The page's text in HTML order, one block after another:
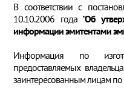
В соответствии с
10.10.2006 года"Об
информации эмитентами
Информация по
предоставляемых
заинтересованным лицам по